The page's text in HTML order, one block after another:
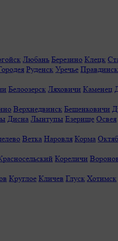
Любань Березино Клецк
Руденск Уречье
Белоозерск Ляховичи Каменец
Верхнедвинск Бешенковичи
Дисна Лынтупы Езерище Освея
Ветка Наровля Корма
Кореличи
Круглое Кличев Глуск Хотимск